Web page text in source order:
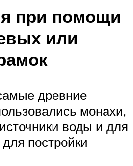
при помощи
или
древние
монахи,
воды и для
постройки